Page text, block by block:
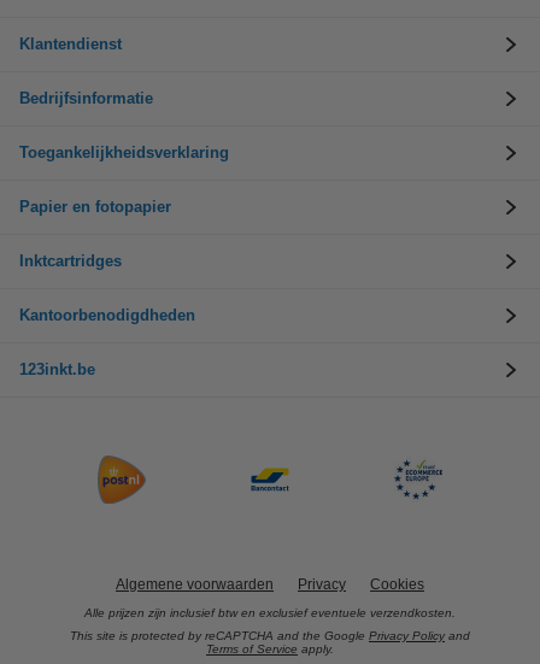
Klantendienst
Bedrijfsinformatie
Toegankelijkheidsverklaring
Papier en fotopapier
Inktcartridges
Kantoorbenodigdheden
123inkt.be
Algemene voorwaarden Privacy Cookies
Alle prijzen zijn inclusief btw en exclusief eventuele verzendkosten.
This site is protected by reCAPTCHA and the Google Privacy Policy and
Terms of Service apply.